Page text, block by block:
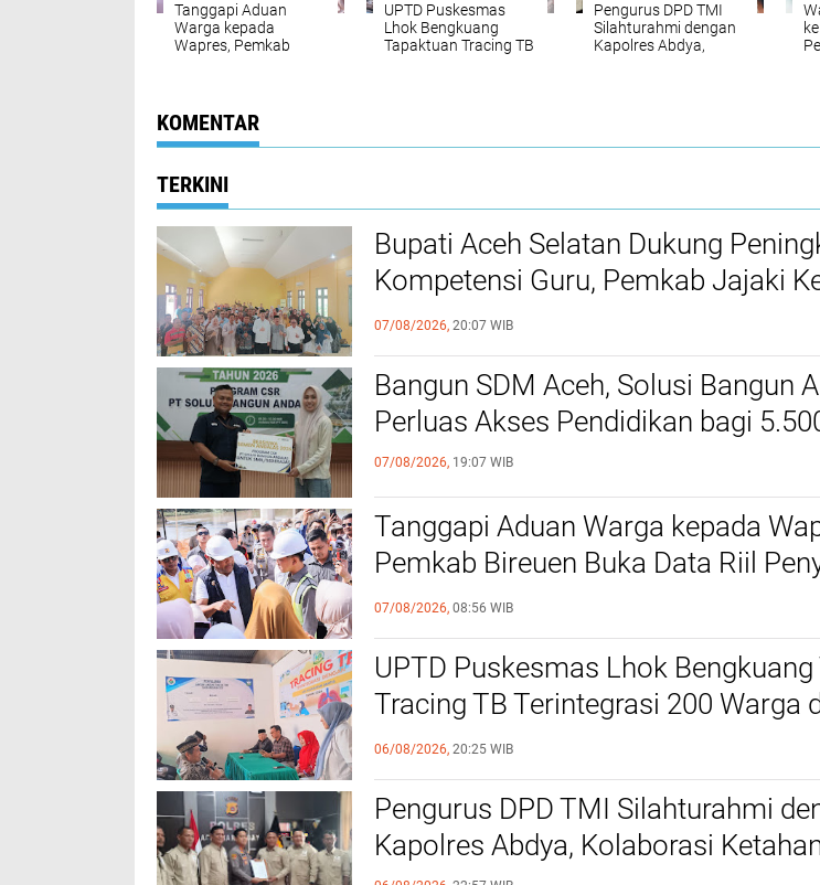
Tanggapi Aduan
Warga kepada
Wapres, Pemkab
UPTD Puskesmas
Lhok Bengkuang
Tapaktuan ‎Tracing TB
Pengurus DPD TMI
Silahturahmi dengan
Kapolres Abdya,
KOMENTAR
TERKINI
Bupati Aceh Selatan Dukung
Kompetensi Guru, Pemkab Jajaki
dengan Pascasarjana USK
07/08/2026, 20:07 WIB
‎Bangun SDM Aceh, Solusi Bangun
Perluas Akses Pendidikan bagi
07/08/2026, 19:07 WIB
Tanggapi Aduan Warga kepada
Pemkab Bireuen Buka Data Riil
Bantuan Banjir
07/08/2026, 08:56 WIB
UPTD Puskesmas Lhok
‎Tracing TB Terintegrasi 200 Warga
Melalui Cek Kesehatan Gratis
06/08/2026, 20:25 WIB
Pengurus DPD TMI Silahturahmi
Kapolres Abdya, Kolaborasi